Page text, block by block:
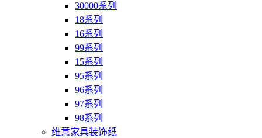
30000系列
18系列
16系列
99系列
15系列
95系列
96系列
97系列
98系列
维意家具装饰纸